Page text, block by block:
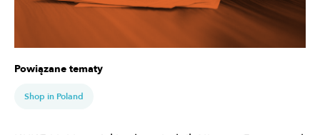
Powiązane tematy
Shop in Poland